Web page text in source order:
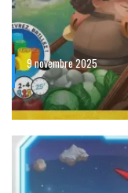
9 novembre 2025